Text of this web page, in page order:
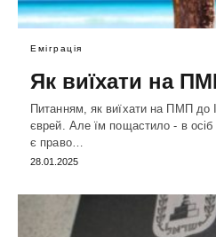
Еміграція
Як виїхати на
Питанням, як виїхати на ПМП до
єврей. Але їм пощастило - в осіб
є право…
28.01.2025